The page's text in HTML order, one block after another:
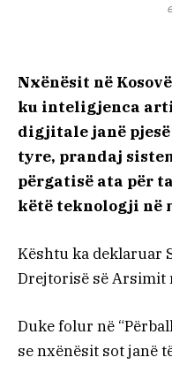
Nxënësit në
ku inteligjenca
digjitale janë pjesë
tyre, prandaj
përgatisë ata për
këtë teknologji në
Kështu ka deklaruar
Drejtorisë së Arsimit
Duke folur në
se nxënësit sot janë